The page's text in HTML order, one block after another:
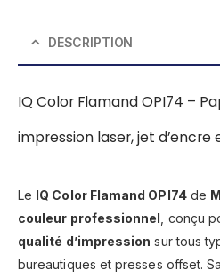
DESCRIPTION
IQ Color Flamand OPI74 –
impression laser, jet d’encre
Le IQ Color Flamand OPI74de
couleur professionnel , conçu
qualité d’impression sur tous
bureautiques et presses offset. Sa